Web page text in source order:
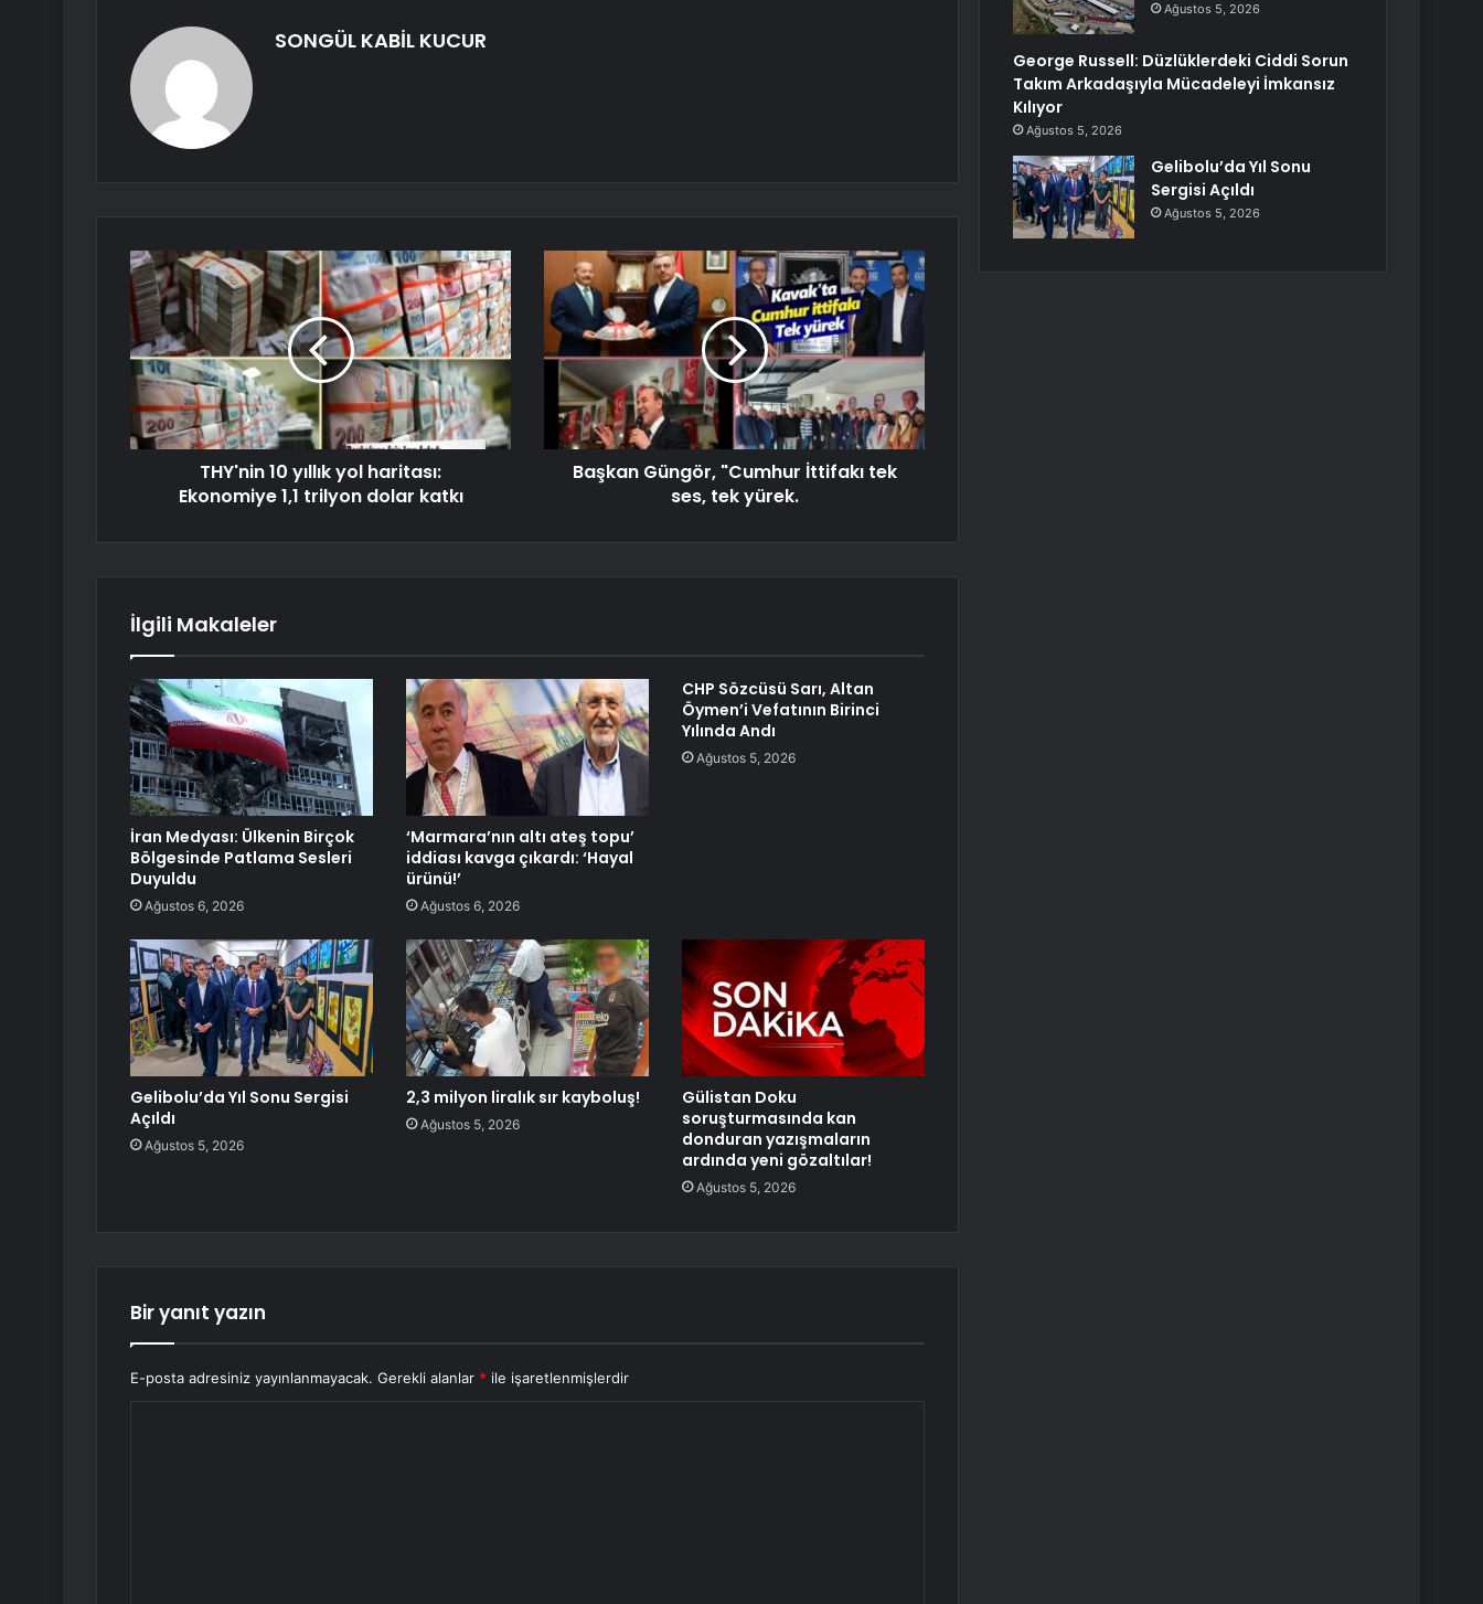
SONGÜL KABİL KUCUR
THY'nin 10 yıllık yol haritası:
Ekonomiye 1,1 trilyon dolar katkı
Başkan Güngör, "Cumhur İttifakı tek
ses, tek yürek.
İlgili Makaleler
İran Medyası: Ülkenin Birçok
Bölgesinde Patlama Sesleri
Duyuldu
Ağustos 6, 2026
‘Marmara’nın altı ateş topu’
iddiası kavga çıkardı: ‘Hayal
ürünü!’
Ağustos 6, 2026
CHP Sözcüsü Sarı, Altan
Öymen’i Vefatının Birinci
Yılında Andı
Ağustos 5, 2026
Gelibolu’da Yıl Sonu Sergisi
Açıldı
Ağustos 5, 2026
2,3 milyon liralık sır kayboluş!
Ağustos 5, 2026
Gülistan Doku
soruşturmasında kan
donduran yazışmaların
ardında yeni gözaltılar!
Ağustos 5, 2026
Bir yanıt yazın
E-posta adresiniz yayınlanmayacak. Gerekli alanlar * ile işaretlenmişlerdir
Ağustos 5, 2026
George Russell: Düzlüklerdeki Ciddi Sorun
Takım Arkadaşıyla Mücadeleyi İmkansız
Kılıyor
Ağustos 5, 2026
Gelibolu’da Yıl Sonu
Sergisi Açıldı
Ağustos 5, 2026